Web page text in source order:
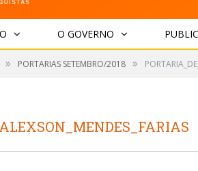
O GOVERNO
» PORTARIAS SETEMBRO/2018 »